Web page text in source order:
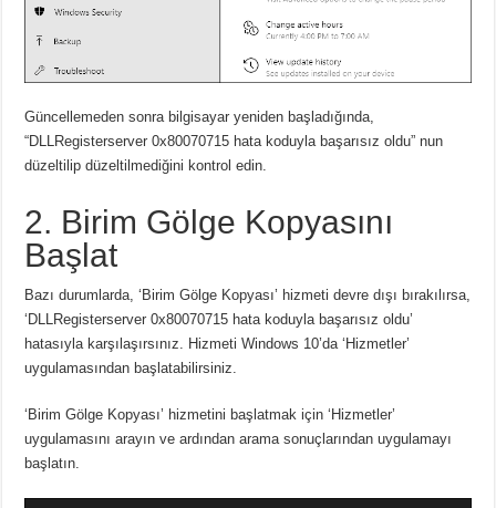
Güncellemeden sonra bilgisayar yeniden başladığında,
“DLLRegisterserver 0x80070715 hata koduyla başarısız oldu” nun
düzeltilip düzeltilmediğini kontrol edin.
2. Birim Gölge Kopyasını
Başlat
Bazı durumlarda, ‘Birim Gölge Kopyası’ hizmeti devre dışı bırakılırsa,
‘DLLRegisterserver 0x80070715 hata koduyla başarısız oldu’
hatasıyla karşılaşırsınız. Hizmeti Windows 10’da ‘Hizmetler’
uygulamasından başlatabilirsiniz.
‘Birim Gölge Kopyası’ hizmetini başlatmak için ‘Hizmetler’
uygulamasını arayın ve ardından arama sonuçlarından uygulamayı
başlatın.